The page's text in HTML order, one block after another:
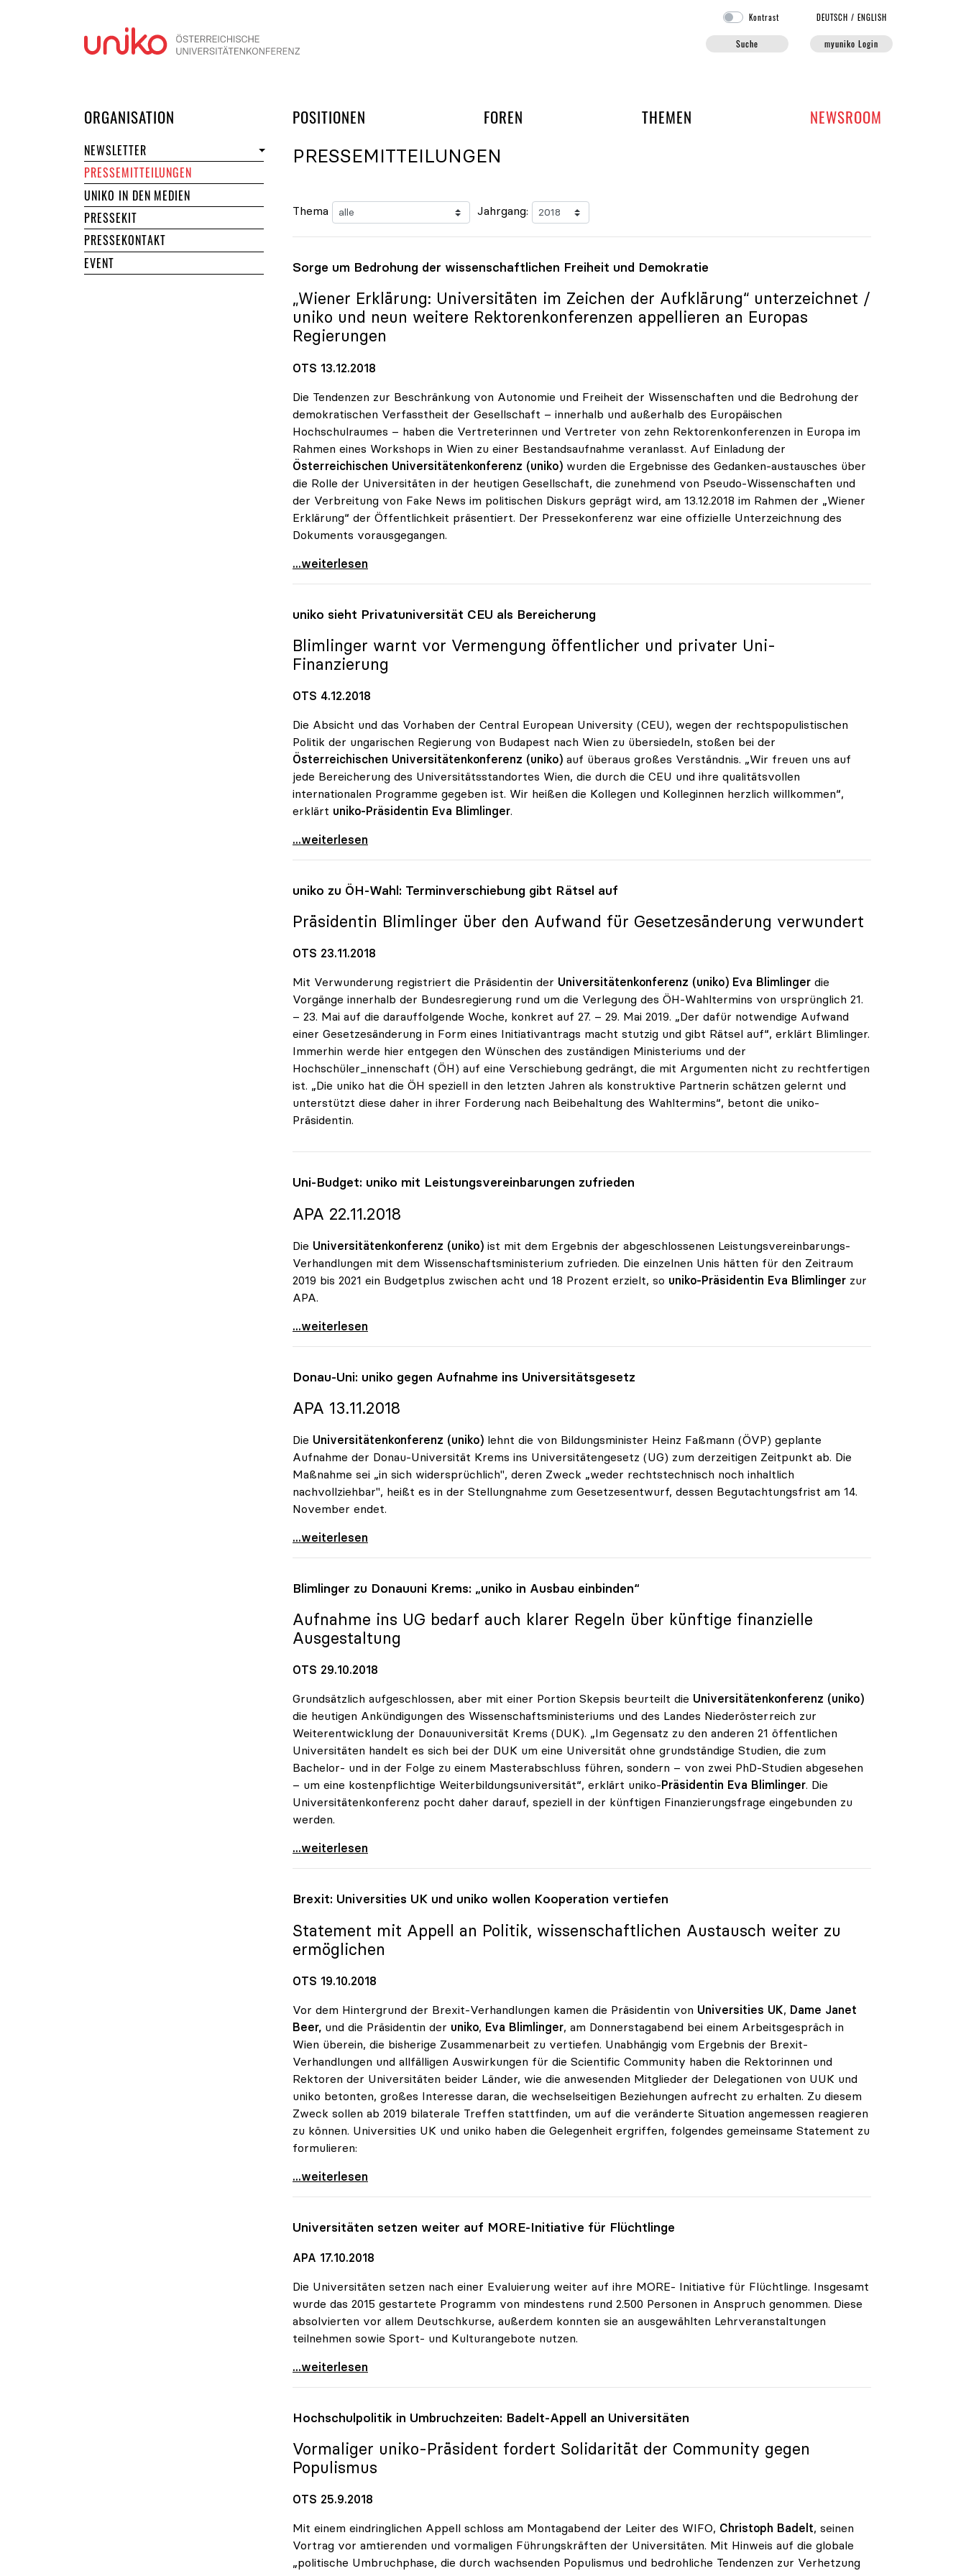
Kontrast DEUTSCH /ENGLISH
Suche myuniko Login
ORGANISATION POSITIONEN FOREN UND ARBEITSGRUPPEN DER UNIKO
THEMEN NEWSROOM
NEWSLETTER
PRESSEMITTEILUNGEN
UNIKO IN DEN MEDIEN
PRESSEKIT
PRESSEKONTAKT
EVENT
PRESSEMITTEILUNGEN
Thema Jahrgang:
Sorge um Bedrohung der wissenschaftlichen Freiheit und Demokratie
„Wiener Erklärung: Universitäten im Zeichen der Aufklärung“ unterzeichnet /
uniko und neun weitere Rektorenkonferenzen appellieren an Europas
Regierungen
OTS 13.12.2018
Die Tendenzen zur Beschränkung von Autonomie und Freiheit der Wissenschaften und die Bedrohung der
demokratischen Verfasstheit der Gesellschaft – innerhalb und außerhalb des Europäischen
Hochschulraumes – haben die Vertreterinnen und Vertreter von zehn Rektorenkonferenzen in Europa im
Rahmen eines Workshops in Wien zu einer Bestandsaufnahme veranlasst. Auf Einladung der
Österreichischen Universitätenkonferenz (uniko) wurden die Ergebnisse des Gedanken-austausches über
die Rolle der Universitäten in der heutigen Gesellschaft, die zunehmend von Pseudo-Wissenschaften und
der Verbreitung von Fake News im politischen Diskurs geprägt wird, am 13.12.2018 im Rahmen der „Wiener
Erklärung“ der Öffentlichkeit präsentiert. Der Pressekonferenz war eine offizielle Unterzeichnung des
Dokuments vorausgegangen.
Sorge um Bedrohung der wissenschaftlichen Freiheit
...weiterlesen
uniko sieht Privatuniversität CEU als Bereicherung
Blimlinger warnt vor Vermengung öffentlicher und privater Uni-
Finanzierung
OTS 4.12.2018
Die Absicht und das Vorhaben der Central European University (CEU), wegen der rechtspopulistischen
Politik der ungarischen Regierung von Budapest nach Wien zu übersiedeln, stoßen bei der
Österreichischen Universitätenkonferenz (uniko) auf überaus großes Verständnis. „Wir freuen uns auf
jede Bereicherung des Universitätsstandortes Wien, die durch die CEU und ihre qualitätsvollen
internationalen Programme gegeben ist. Wir heißen die Kollegen und Kolleginnen herzlich willkommen“,
erklärt uniko-Präsidentin Eva Blimlinger.
uniko sieht Privatuniversität CEU als Bereicherung
...weiterlesen
uniko zu ÖH-Wahl: Terminverschiebung gibt Rätsel auf
Präsidentin Blimlinger über den Aufwand für Gesetzesänderung verwundert
OTS 23.11.2018
Mit Verwunderung registriert die Präsidentin der Universitätenkonferenz (uniko) Eva Blimlinger die
Vorgänge innerhalb der Bundesregierung rund um die Verlegung des ÖH-Wahltermins von ursprünglich 21.
– 23. Mai auf die darauffolgende Woche, konkret auf 27. – 29. Mai 2019. „Der dafür notwendige Aufwand
einer Gesetzesänderung in Form eines Initiativantrags macht stutzig und gibt Rätsel auf“, erklärt Blimlinger.
Immerhin werde hier entgegen den Wünschen des zuständigen Ministeriums und der
Hochschüler_innenschaft (ÖH) auf eine Verschiebung gedrängt, die mit Argumenten nicht zu rechtfertigen
ist. „Die uniko hat die ÖH speziell in den letzten Jahren als konstruktive Partnerin schätzen gelernt und
unterstützt diese daher in ihrer Forderung nach Beibehaltung des Wahltermins“, betont die uniko-
Präsidentin.
Uni-Budget: uniko mit Leistungsvereinbarungen zufrieden
APA 22.11.2018
Die Universitätenkonferenz (uniko) ist mit dem Ergebnis der abgeschlossenen Leistungsvereinbarungs-
Verhandlungen mit dem Wissenschaftsministerium zufrieden. Die einzelnen Unis hätten für den Zeitraum
2019 bis 2021 ein Budgetplus zwischen acht und 18 Prozent erzielt, so uniko-Präsidentin Eva Blimlinger zur
APA.
Uni-Budget: uniko mit Leistungsvereinbarungen
...weiterlesen
Donau-Uni: uniko gegen Aufnahme ins Universitätsgesetz
APA 13.11.2018
Die Universitätenkonferenz (uniko) lehnt die von Bildungsminister Heinz Faßmann (ÖVP) geplante
Aufnahme der Donau-Universität Krems ins Universitätengesetz (UG) zum derzeitigen Zeitpunkt ab. Die
Maßnahme sei „in sich widersprüchlich", deren Zweck „weder rechtstechnisch noch inhaltlich
nachvollziehbar", heißt es in der Stellungnahme zum Gesetzesentwurf, dessen Begutachtungsfrist am 14.
November endet.
Donau-Uni: uniko gegen Aufnahme ins
...weiterlesen
Blimlinger zu Donauuni Krems: „uniko in Ausbau einbinden“
Aufnahme ins UG bedarf auch klarer Regeln über künftige finanzielle
Ausgestaltung
OTS 29.10.2018
Grundsätzlich aufgeschlossen, aber mit einer Portion Skepsis beurteilt die Universitätenkonferenz (uniko)
die heutigen Ankündigungen des Wissenschaftsministeriums und des Landes Niederösterreich zur
Weiterentwicklung der Donauuniversität Krems (DUK). „Im Gegensatz zu den anderen 21 öffentlichen
Universitäten handelt es sich bei der DUK um eine Universität ohne grundständige Studien, die zum
Bachelor- und in der Folge zu einem Masterabschluss führen, sondern – von zwei PhD-Studien abgesehen
– um eine kostenpflichtige Weiterbildungsuniversität“, erklärt uniko-Präsidentin Eva Blimlinger. Die
Universitätenkonferenz pocht daher darauf, speziell in der künftigen Finanzierungsfrage eingebunden zu
werden.
Blimlinger zu Donauuni Krems: „uniko in Ausbau
...weiterlesen
Brexit: Universities UK und uniko wollen Kooperation vertiefen
Statement mit Appell an Politik, wissenschaftlichen Austausch weiter zu
ermöglichen
OTS 19.10.2018
Vor dem Hintergrund der Brexit-Verhandlungen kamen die Präsidentin von Universities UK, Dame Janet
Beer, und die Präsidentin der uniko, Eva Blimlinger, am Donnerstagabend bei einem Arbeitsgespräch in
Wien überein, die bisherige Zusammenarbeit zu vertiefen. Unabhängig vom Ergebnis der Brexit-
Verhandlungen und allfälligen Auswirkungen für die Scientific Community haben die Rektorinnen und
Rektoren der Universitäten beider Länder, wie die anwesenden Mitglieder der Delegationen von UUK und
uniko betonten, großes Interesse daran, die wechselseitigen Beziehungen aufrecht zu erhalten. Zu diesem
Zweck sollen ab 2019 bilaterale Treffen stattfinden, um auf die veränderte Situation angemessen reagieren
zu können. Universities UK und uniko haben die Gelegenheit ergriffen, folgendes gemeinsame Statement zu
formulieren:
Brexit: Universities UK und uniko wollen
...weiterlesen
Universitäten setzen weiter auf MORE-Initiative für Flüchtlinge
APA 17.10.2018
Die Universitäten setzen nach einer Evaluierung weiter auf ihre MORE- Initiative für Flüchtlinge. Insgesamt
wurde das 2015 gestartete Programm von mindestens rund 2.500 Personen in Anspruch genommen. Diese
absolvierten vor allem Deutschkurse, außerdem konnten sie an ausgewählten Lehrveranstaltungen
teilnehmen sowie Sport- und Kulturangebote nutzen.
Universitäten setzen weiter auf MORE-Initiative
...weiterlesen
Hochschulpolitik in Umbruchzeiten: Badelt-Appell an Universitäten
Vormaliger uniko-Präsident fordert Solidarität der Community gegen
Populismus
OTS 25.9.2018
Mit einem eindringlichen Appell schloss am Montagabend der Leiter des WIFO, Christoph Badelt, seinen
Vortrag vor amtierenden und vormaligen Führungskräften der Universitäten. Mit Hinweis auf die globale
„politische Umbruchphase, die durch wachsenden Populismus und bedrohliche Tendenzen zur Verhetzung